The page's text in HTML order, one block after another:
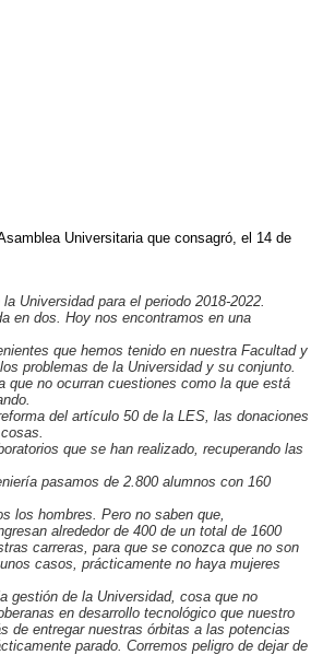
Universitaria que consagró, el 14 de
Universidad para el periodo 2018-2022.
en dos. Hoy nos encontramos en una
que hemos tenido en nuestra Facultad y
problemas de la Universidad y su conjunto.
que no ocurran cuestiones como la que está
del artículo 50 de la LES, las donaciones
que se han realizado, recuperando las
pasamos de 2.800 alumnos con 160
los hombres. Pero no saben que,
alrededor de 400 de un total de 1600
carreras, para que se conozca que no son
casos, prácticamente no haya mujeres
gestión de la Universidad, cosa que no
en desarrollo tecnológico que nuestro
de entregar nuestras órbitas a las potencias
parado. Corremos peligro de dejar de